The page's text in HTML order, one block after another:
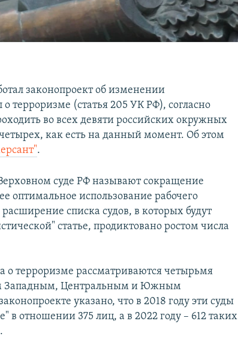
законопроект об изменении
терроризме (статья 205 УК РФ), согласно
во всех девяти российских окружных
как есть на данный момент. Об этом
.
суде РФ называют сокращение
оптимальное использование рабочего
списка судов, в которых будут
статье, продиктовано ростом числа
о терроризме рассматриваются четырьмя
Западным, Центральным и Южным
указано, что в 2018 году эти суды
в отношении 375 лиц, а в 2022 году – 612 таких